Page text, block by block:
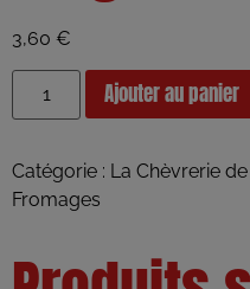
3,60 €
Ajouter au panier
Catégorie : La Chèvrerie
Fromages